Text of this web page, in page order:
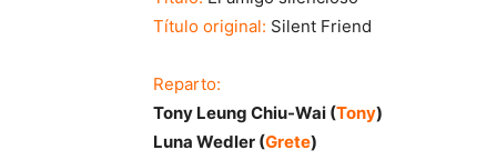
Título original: Silent Friend
Reparto:
Tony Leung Chiu-Wai (Tony)
Luna Wedler (Grete)